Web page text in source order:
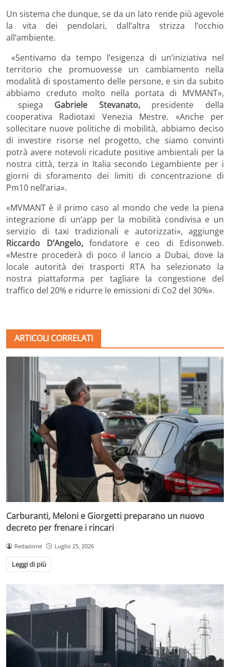
Un sistema che dunque, se da un lato rende più agevole
la vita dei pendolari, dall’altra strizza l’occhio
all’ambiente.
«Sentivamo da tempo l’esigenza di un’iniziativa nel
territorio che promuovesse un cambiamento nella
modalità di spostamento delle persone, e sin da subito
abbiamo creduto molto nella portata di MVMANT»,
spiega Gabriele Stevanato, presidente della
cooperativa Radiotaxi Venezia Mestre. «Anche per
sollecitare nuove politiche di mobilità, abbiamo deciso
di investire risorse nel progetto, che siamo convinti
potrà avere notevoli ricadute positive ambientali per la
nostra città, terza in Italia secondo Legambiente per i
giorni di sforamento dei limiti di concentrazione di
Pm10 nell’aria».
«MVMANT è il primo caso al mondo che vede la piena
integrazione di un’app per la mobilità condivisa e un
servizio di taxi tradizionali e autorizzati», aggiunge
Riccardo D’Angelo, fondatore e ceo di Edisonweb.
«Mestre procederà di poco il lancio a Dubai, dove la
locale autorità dei trasporti RTA ha selezionato la
nostra piattaforma per tagliare la congestione del
traffico del 20% e ridurre le emissioni di Co2 del 30%».
ARTICOLI CORRELATI
Carburanti, Meloni e Giorgetti preparano un nuovo
decreto per frenare i rincari
Redazione Luglio 25, 2026
Leggi di più